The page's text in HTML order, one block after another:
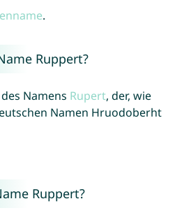
.
Ruppert?
Namens Rupert, der, wie
Namen Hruodoberht
Ruppert?